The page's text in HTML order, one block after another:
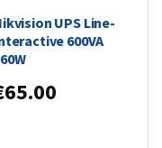
UPS Line-
600VA
65.00